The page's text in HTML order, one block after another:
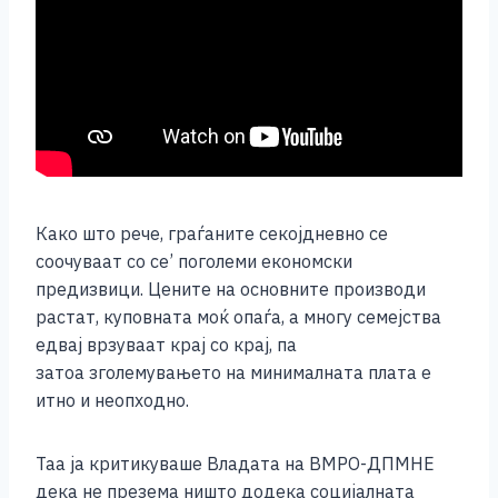
Како што рече, граѓаните секојдневно се
соочуваат со се’ поголеми економски
предизвици. Цените на основните производи
растат, куповната моќ опаѓа, а многу семејства
едвај врзуваат крај со крај, па
затоа зголемувањето на минималната плата е
итно и неопходно.
Таа ја критикуваше Владата на ВМРО-ДПМНЕ
дека не презема ништо додека социјалната